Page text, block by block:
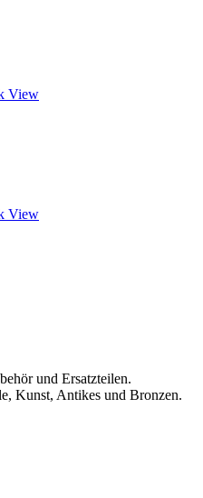
View
View
und Ersatzteilen.
Kunst, Antikes und Bronzen.